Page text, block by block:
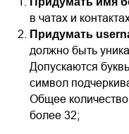
в чатах и
Придумать
должно быть
Допускаются
символ
Общее
более 32;